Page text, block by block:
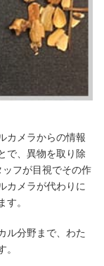
カメラからの情報
で、異物を取り除
フが目視でその作
カメラが代わりに
。
ル分野まで、わた